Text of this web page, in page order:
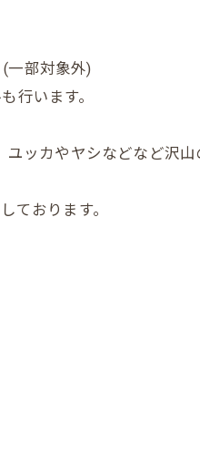
一部対象外)
行います。
ッカやヤシなどなど沢山
ております。